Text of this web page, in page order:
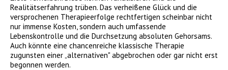
Realitätserfahrung trüben. Das verheißene Glück und die
versprochenen Therapieerfolge rechtfertigen scheinbar nicht
nur immense Kosten, sondern auch umfassende
Lebenskontrolle und die Durchsetzung absoluten Gehorsams.
Auch könnte eine chancenreiche klassische Therapie
zugunsten einer „alternativen" abgebrochen oder gar nicht erst
begonnen werden.